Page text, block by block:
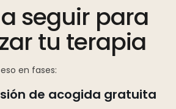
seguir para
tu terapia
en fases:
de acogida gratuita